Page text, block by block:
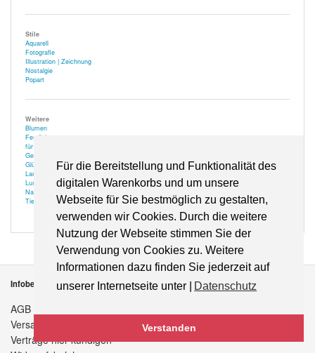
Für die Bereitstellung und Funktionalität des
digitalen Warenkorbs und um unsere
Webseite für Sie bestmöglich zu gestalten,
verwenden wir Cookies. Durch die weitere
Nutzung der Webseite stimmen Sie der
Verwendung von Cookies zu. Weitere
Informationen dazu finden Sie jederzeit auf
unserer Internetseite unter |
Datenschutz
Verstanden
Stile
Aquarell
Fotografie
Illustration | Zeichnung
Nostalgie
Popart
Weitere
Blumen
Festlich
für Optiker
Gehör
Glücksbringer
Landschaft
Lustiges
Natur
Tiere
Infobereich
AGB
Versandkosten
Verträge hier kündigen